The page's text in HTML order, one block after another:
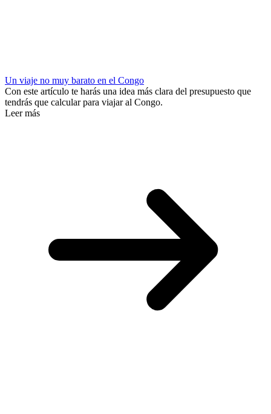
Un viaje no muy barato en el Congo
Con este artículo te harás una idea más clara del presupuesto que
tendrás que calcular para viajar al Congo.
Leer más